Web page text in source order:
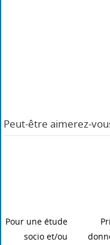
Peut-être aimerez-
Pour une étude
socio et/ou